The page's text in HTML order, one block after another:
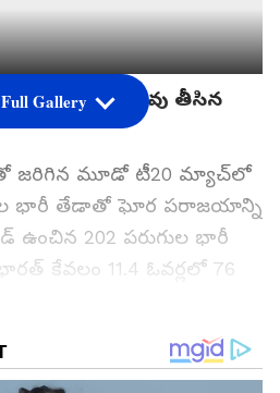
టీమిండియా పరువు తీసిన
జరిగిన మూడో టీ20 మ్యాచ్‌లో
భారీ తేడాతో ఘోర పరాజయాన్ని
ఉంచిన 202 పరుగుల భారీ
కేవలం 11.4 ఓవర్లలో 76
పరుగుల పరంగా
ఓటమి కావడం గమనార్హం.
Gallery